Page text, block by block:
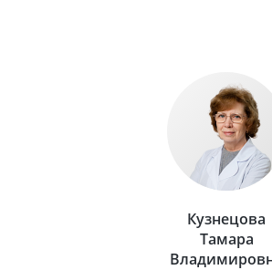
Кузнецова
Тамара